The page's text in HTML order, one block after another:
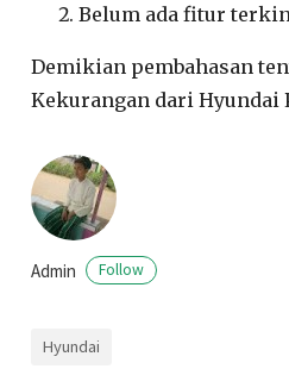
Belum ada fitur
Demikian pembahasan
Kekurangan dari Hyundai
Admin Follow
Hyundai